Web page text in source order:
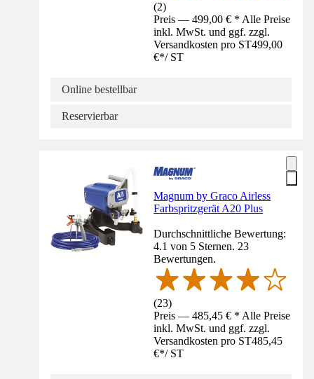
(2)
Preis — 499,00 € * Alle Preise
inkl. MwSt. und ggf. zzgl.
Versandkosten pro ST499,00
€*/ ST
Online bestellbar
Reservierbar
Magnum by Graco Airless
Farbspritzgerät A20 Plus
Durchschnittliche Bewertung:
4.1 von 5 Sternen. 23
Bewertungen.
(23)
Preis — 485,45 € * Alle Preise
inkl. MwSt. und ggf. zzgl.
Versandkosten pro ST485,45
€*/ ST